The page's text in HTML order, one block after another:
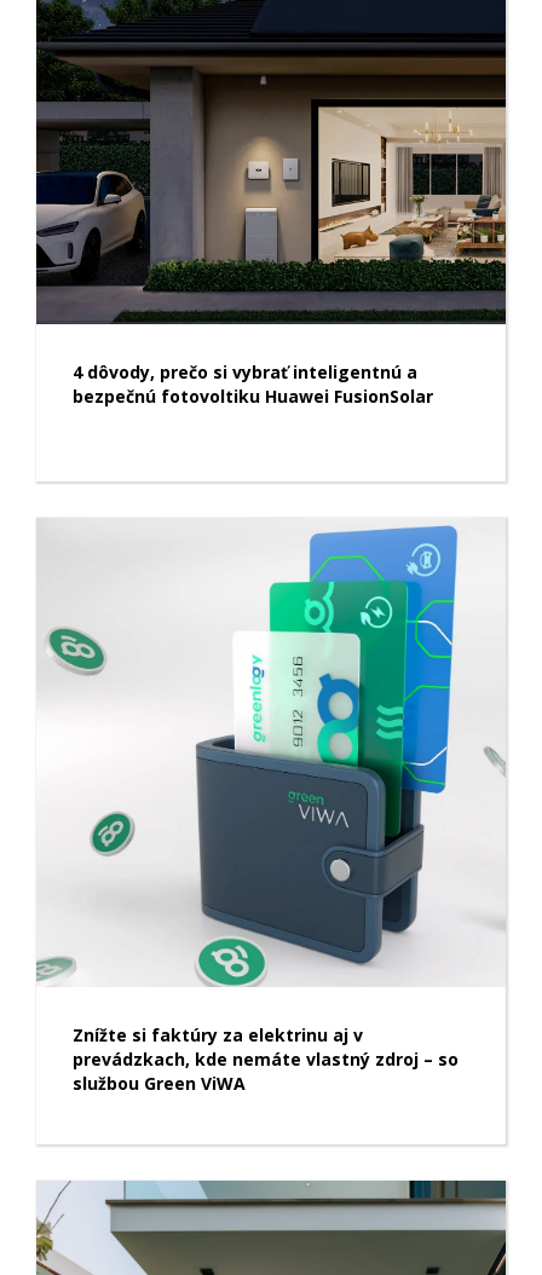
4 dôvody, prečo si vybrať inteligentnú a
bezpečnú fotovoltiku Huawei FusionSolar
Znížte si faktúry za elektrinu aj v
prevádzkach, kde nemáte vlastný zdroj – so
službou Green ViWA